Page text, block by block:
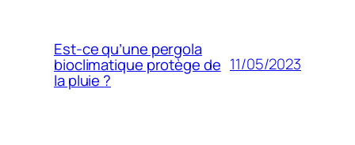
Est-ce qu’une pergola
bioclimatique protège de
la pluie ?
11/05/2023